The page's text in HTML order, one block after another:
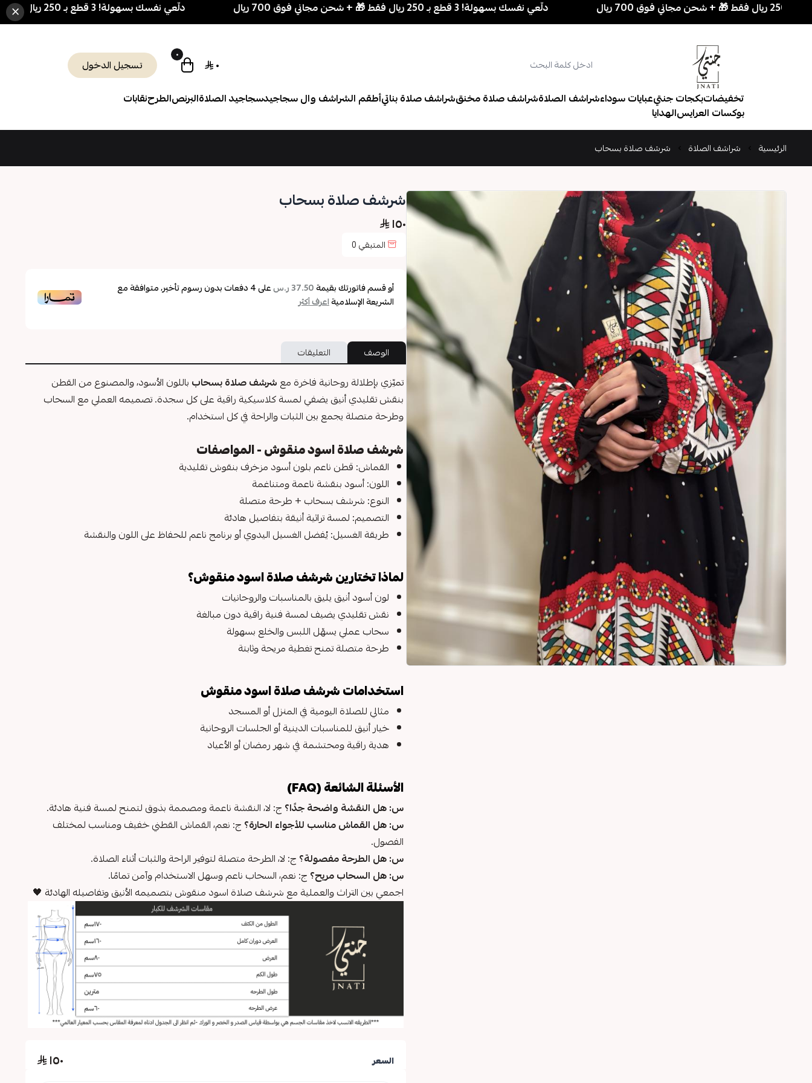
دلّعي نفسك بسهولة! 3 قطع بـ 250 ريال فقط 🎁 + شحن مجاني فوق 700 ريال دلّعي نفسك بسهولة! 3 قطع بـ 250 ريال فقط 🎁 + شحن مجاني فوق 700 ريال ×
٠
٠ تسجيل الدخول
تخفيضاتبكجات جنتيعبايات سوداءشراشف الصلاةشراشف صلاة مخنقشراشف صلاة بناتيأطقم الشراشف وال سجاجيدسجاجيد الصلاةالبرنصالطرحنقابات
بوكسات العرايسالهدايا
الرئيسية شراشف الصلاة شرشف صلاة بسحاب
شرشف صلاة بسحاب
١٥٠
المتبقي0
أو قسم فاتورتك بقيمة37.50 ر.س على4دفعات بدون رسوم تأخير، متوافقة مع
الشريعة الإسلاميةاعرف أكثر
الوصف التعليقات
تميّزي بإطلالة روحانية فاخرة مع شرشف صلاة بسحاب باللون الأسود، والمصنوع من القطن
بنقش تقليدي أنيق يضفي لمسة كلاسيكية راقية على كل سجدة. تصميمه العملي مع السحاب
وطرحة متصلة يجمع بين الثبات والراحة في كل استخدام.
شرشف صلاة اسود منقوش - المواصفات
القماش: قطن ناعم بلون أسود مزخرف بنقوش تقليدية
اللون: أسود بنقشة ناعمة ومتناغمة
النوع: شرشف بسحاب + طرحة متصلة
التصميم: لمسة تراثية أنيقة بتفاصيل هادئة
طريقة الغسيل: يُفضل الغسيل اليدوي أو برنامج ناعم للحفاظ على اللون والنقشة
لماذا تختارين شرشف صلاة اسود منقوش؟
لون أسود أنيق يليق بالمناسبات والروحانيات
نقش تقليدي يضيف لمسة فنية راقية دون مبالغة
سحاب عملي يسهّل اللبس والخلع بسهولة
طرحة متصلة تمنح تغطية مريحة وثابتة
استخدامات شرشف صلاة اسود منقوش
مثالي للصلاة اليومية في المنزل أو المسجد
خيار أنيق للمناسبات الدينية أو الجلسات الروحانية
هدية راقية ومحتشمة في شهر رمضان أو الأعياد
الأسئلة الشائعة (FAQ)
س: هل النقشة واضحة جدًا؟ ج: لا، النقشة ناعمة ومصممة بذوق لتمنح لمسة فنية هادئة.
س: هل القماش مناسب للأجواء الحارة؟ ج: نعم، القماش القطني خفيف ومناسب لمختلف
الفصول.
س: هل الطرحة مفصولة؟ ج: لا، الطرحة متصلة لتوفير الراحة والثبات أثناء الصلاة.
س: هل السحاب مريح؟ ج: نعم، السحاب ناعم وسهل الاستخدام وآمن تمامًا.
اجمعي بين التراث والعملية مع شرشف صلاة اسود منقوش بتصميمه الأنيق وتفاصيله الهادئة 🖤
السعر ١٥٠